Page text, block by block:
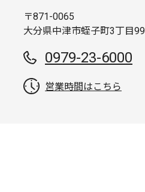
〒871-0065
大分県中津市蛭子町3丁目99
0979-23-6000
営業時間はこちら